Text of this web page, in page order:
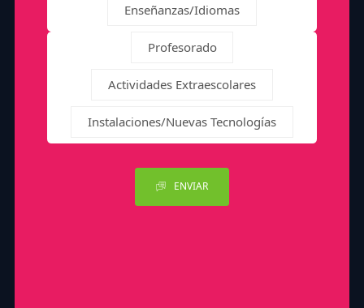
Enseñanzas/Idiomas
Profesorado
Actividades Extraescolares
Instalaciones/Nuevas Tecnologías
ENVIAR